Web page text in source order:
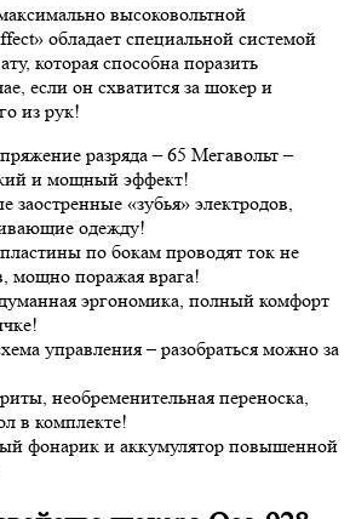
высоковольтной
обладает специальной системой
которая способна поразить
если он схватится за шокер и
из рук!
разряда – 65 Мегавольт –
и мощный эффект!
заостренные «зубья» электродов,
одежду!
по бокам проводят ток не
мощно поражая врага!
эргономика, полный комфорт
управления – разобраться можно за
необременительная переноска,
в комплекте!
фонарик и аккумулятор повышенной